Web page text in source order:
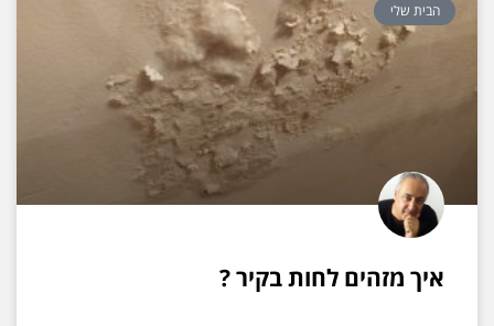
הבית שלי
איך מזהים לחות בקיר ?